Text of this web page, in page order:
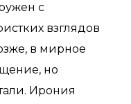
с
взглядов
в мирное
но
Ирония